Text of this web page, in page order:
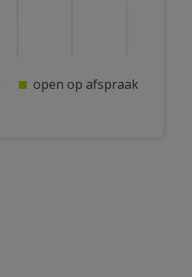
open op afspraak